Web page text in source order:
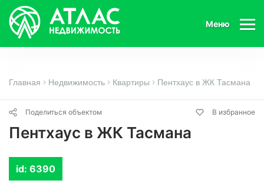
Меню
Главная Недвижимость Квартиры Пентхаус в ЖК Тасмана
Поделиться объектом В избранное
Пентхаус в ЖК Тасмана
id: 6390